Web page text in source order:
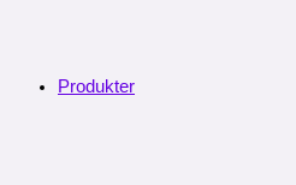
Produkter